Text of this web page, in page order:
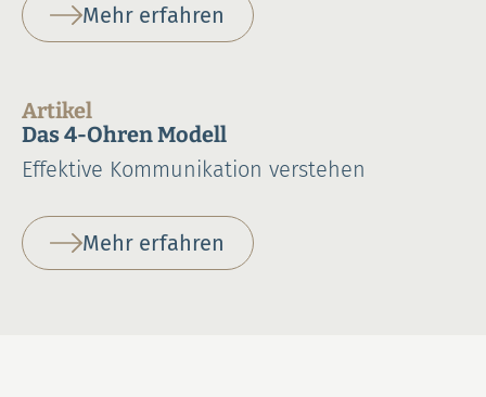
Mehr erfahren
Artikel
Das 4-Ohren Modell
Effektive Kommunikation verstehen
Mehr erfahren